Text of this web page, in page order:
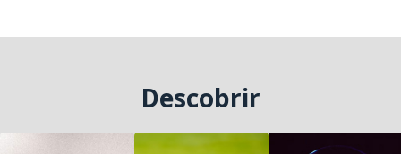
Descobrir